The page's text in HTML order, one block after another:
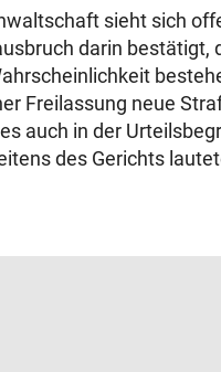
sieht sich
darin bestätigt,
Freilassung neue
auch in der
des Gerichts